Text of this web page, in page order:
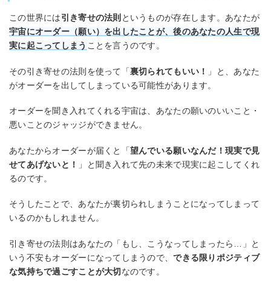
この世界には引き寄せの法則 というものが存在します。あなたが
宇宙にオーダー（願い）を出したことが、後のあなたの人生で現
実に起こってしまう ことを言うのです。
その引き寄せの法則を使って「裏切られてもいい！
」と、あなた
がオーダーを出してしまっている可能性があります。
オーダーを聞き入れてくれる宇宙は、あなたの願いのいいこと・
悪いことのジャッジができません。
あなたからオーダーが届くと「望んでいる願いなんだ！現実で見
せてあげないと！
」と聞き入れて先の未来で現実に起こしてくれ
るのです。
そうしたことで、あなたが裏切られしまうことになってしまって
いるのかもしれません。
引き寄せの法則はあなたの「もし、こうなってしまったら…」と
いう不安もオーダーになってしまうので、できる限りポジティブ
な気持ちで過ごすことが大切なのです。